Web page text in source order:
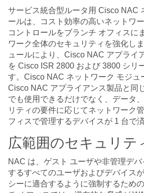
サービス統合型ルータ用 Cisco NAC
ールは、コスト効率の高いネットワ
コントロールをブランチ オフィスに
ワーク全体のセキュリティを強化し
ュールにより、Cisco NAC アプライ
を Cisco ISR 2800 および 3800 シリ
す。Cisco NAC ネットワーク モジュ
Cisco NAC アプライアンス製品と同
でも使用できるだけでなく、データ
リティの要件に応じてネットワーク
フィスで管理するデバイスが 1 台で済
広範囲のセキュリテ
NAC は、ゲスト ユーザや非管理デ
するすべてのユーザおよびデバイス
シーに適合するように強制するため